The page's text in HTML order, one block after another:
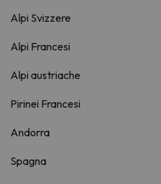
Alpi Svizzere
Alpi Francesi
Alpi austriache
Pirinei Francesi
Andorra
Spagna